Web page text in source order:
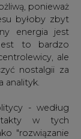
ponieważ
byłoby zbyt
energia jest
to bardzo
ale
nostalgii za
analityk.
- według
w tych
"rozwiązanie